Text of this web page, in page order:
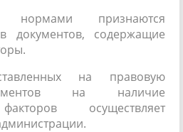
нормами признаются
документов, содержащие
на правовую
на наличие
осуществляет